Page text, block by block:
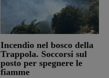
Incendio nel bosco della
Trappola. Soccorsi sul
posto per spegnere le
fiamme